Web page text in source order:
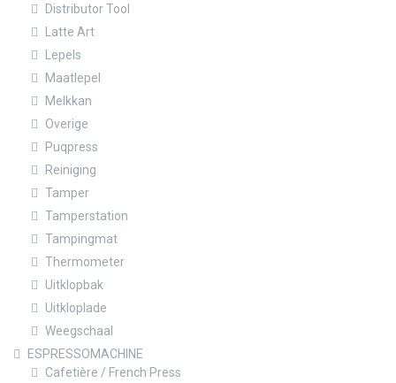
Distributor Tool
Latte Art
Lepels
Maatlepel
Melkkan
Overige
Puqpress
Reiniging
Tamper
Tamperstation
Tampingmat
Thermometer
Uitklopbak
Uitkloplade
Weegschaal
ESPRESSOMACHINE
Cafetière / French Press